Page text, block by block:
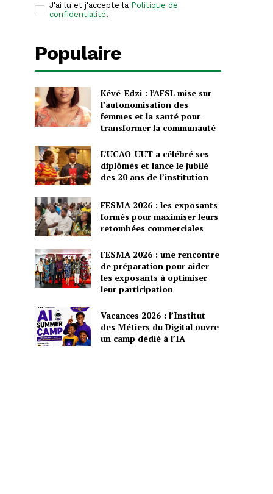
J'ai lu et j'accepte la Politique de
confidentialité.
Populaire
Kévé-Edzi : l’AFSL mise sur
l’autonomisation des
femmes et la santé pour
transformer la communauté
L’UCAO-UUT a célébré ses
diplômés et lance le jubilé
des 20 ans de l’institution
FESMA 2026 : les exposants
formés pour maximiser leurs
retombées commerciales
FESMA 2026 : une rencontre
de préparation pour aider
les exposants à optimiser
leur participation
Vacances 2026 : l’Institut
des Métiers du Digital ouvre
un camp dédié à l’IA